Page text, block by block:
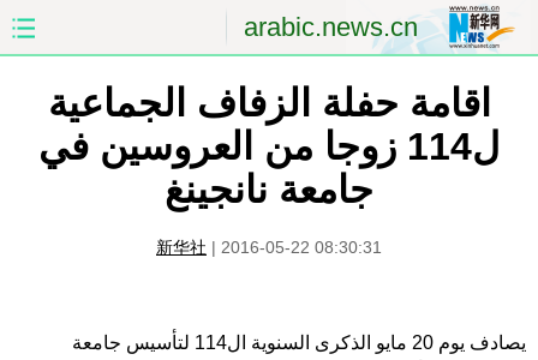
arabic.news.cn
الصين الصفحة الأولى
الشرق الأوسط العالم
الرياضة السياحة والبيئة
اقامة حفلة الزفاف الجماعية
ل114 زوجا من العروسين في
جامعة نانجينغ
新华社 | 2016-05-22 08:30:31
يصادف يوم 20 مايو الذكرى السنوية ال114 لتأسيس جامعة